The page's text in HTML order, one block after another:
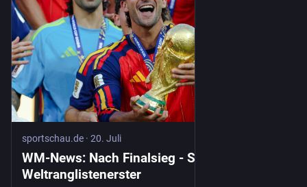
sportschau.de · 20. Juli
WM-News: Nach Finalsieg - Spanien neuer
Weltranglistenerster